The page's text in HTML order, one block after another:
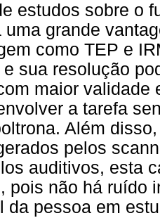
estudos sobre o
uma grande
como TEP e
sua resolução
maior validade
a tarefa
Além
pelos
auditivos, esta
pois não há ruído
da pessoa em